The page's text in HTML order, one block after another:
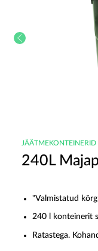
JÄÄTMEKONTEINERID
240L
"Valmistatud
240 l konteinerit
Ratastega.